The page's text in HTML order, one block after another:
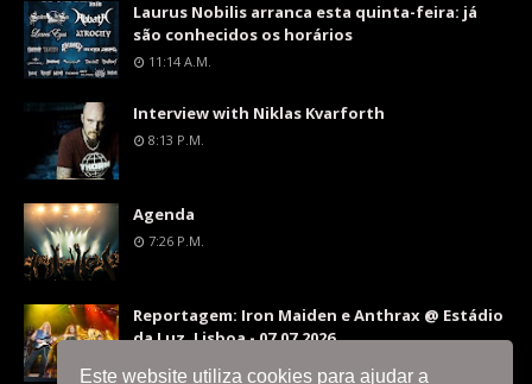
Este website utiliza cookies para ajudar a
Laurus Nobilis arranca esta quinta-feira: já
são conhecidos os horários
11:14 A.m.
Interview with Niklas Kvarforth
8:13 P.m.
Agenda
7:26 P.m.
Reportagem: Iron Maiden e Anthrax @ Estádio
da Luz, Lisboa - 07.07.2026
9:36 P.m.